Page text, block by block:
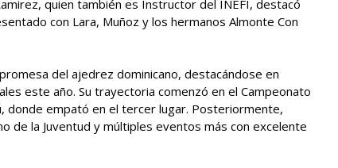
quien también es Instructor del INEFI, destacó
con Lara, Muñoz y los hermanos Almonte Con
del ajedrez dominicano, destacándose en
este año. Su trayectoria comenzó en el Campeonato
donde empató en el tercer lugar. Posteriormente,
de la Juventud y múltiples eventos más con excelente